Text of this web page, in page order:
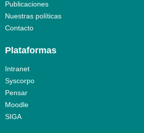
Publicaciones
Nuestras políticas
Contacto
Plataformas
Intranet
Syscorpo
Pensar
Moodle
SIGA